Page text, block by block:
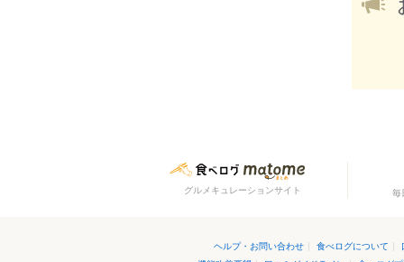
グルメキュレーションサイト 毎
ヘルプ・お問い合わせ | 食べログについて |